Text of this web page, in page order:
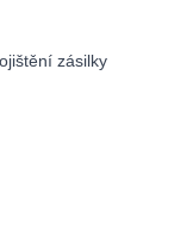
zásilky